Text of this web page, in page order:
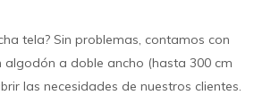
tela? Sin problemas, contamos con
algodón a doble ancho (hasta 300 cm
las necesidades de nuestros clientes.